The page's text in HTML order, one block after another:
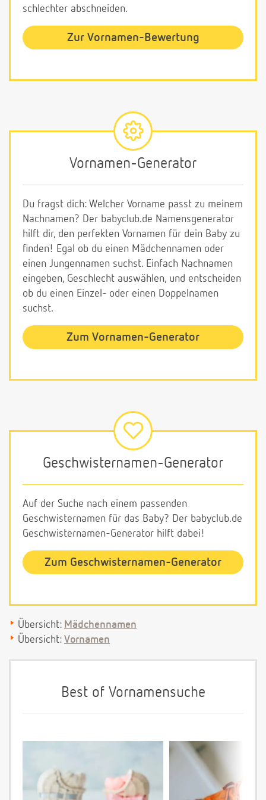
schlechter abschneiden.
Zur Vornamen-Bewertung
Vornamen-Generator
Du fragst dich: Welcher Vorname passt zu meinem
Nachnamen? Der babyclub.de Namensgenerator
hilft dir, den perfekten Vornamen für dein Baby zu
finden! Egal ob du einen Mädchennamen oder
einen Jungennamen suchst. Einfach Nachnamen
eingeben, Geschlecht auswählen, und entscheiden
ob du einen Einzel- oder einen Doppelnamen
suchst.
Zum Vornamen-Generator
Geschwisternamen-Generator
Auf der Suche nach einem passenden
Geschwisternamen für das Baby? Der babyclub.de
Geschwisternamen-Generator hilft dabei!
Zum Geschwisternamen-Generator
Übersicht: Mädchennamen
Übersicht: Vornamen
Best of Vornamensuche